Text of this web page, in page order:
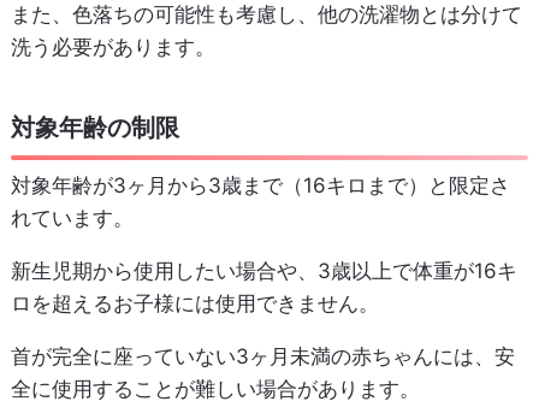
また、色落ちの可能性も考慮し、他の洗濯物とは分けて
洗う必要があります。
対象年齢の制限
対象年齢が3ヶ月から3歳まで（16キロまで）と限定さ
れています。
新生児期から使用したい場合や、3歳以上で体重が16キ
ロを超えるお子様には使用できません。
首が完全に座っていない3ヶ月未満の赤ちゃんには、安
全に使用することが難しい場合があります。